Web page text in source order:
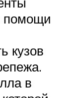
помощи
кузов
в